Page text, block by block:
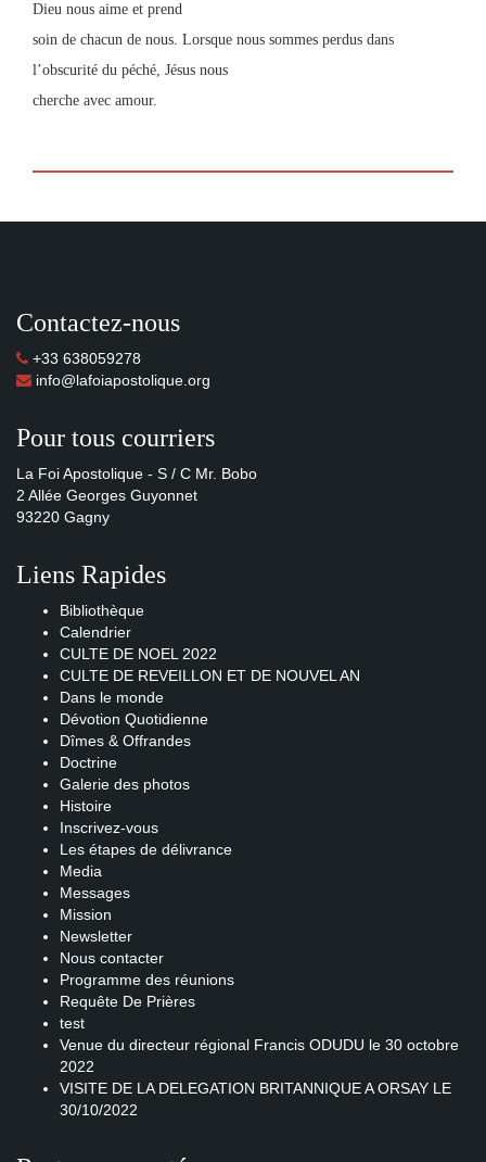
Dieu nous aime et prend
soin de chacun de nous. Lorsque nous sommes perdus dans
l’obscurité du péché, Jésus nous
cherche avec amour.
Contactez-nous
+33 638059278
info@lafoiapostolique.org
Pour tous courriers
La Foi Apostolique - S / C Mr. Bobo
2 Allée Georges Guyonnet
93220 Gagny
Liens Rapides
Bibliothèque
Calendrier
CULTE DE NOEL 2022
CULTE DE REVEILLON ET DE NOUVEL AN
Dans le monde
Dévotion Quotidienne
Dîmes & Offrandes
Doctrine
Galerie des photos
Histoire
Inscrivez-vous
Les étapes de délivrance
Media
Messages
Mission
Newsletter
Nous contacter
Programme des réunions
Requête De Prières
test
Venue du directeur régional Francis ODUDU le 30 octobre
2022
VISITE DE LA DELEGATION BRITANNIQUE A ORSAY LE
30/10/2022